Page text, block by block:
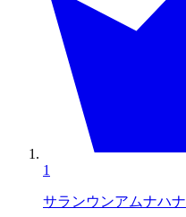
1
サランウンアムナハナ